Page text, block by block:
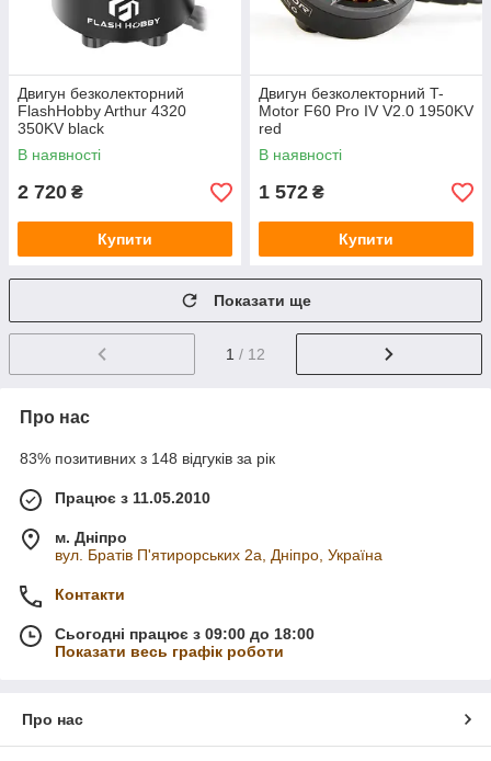
Двигун безколекторний
FlashHobby Arthur 4320
350KV black
В наявності
2 720 ₴
Купити
Двигун безколекторний T-
Motor F60 Pro IV V2.0 1950KV
red
В наявності
1 572 ₴
Купити
Показати ще
1 / 12
Про нас
83% позитивних з 148 відгуків за рік
Працює з 11.05.2010
м. Дніпро
вул. Братів П'ятирорських 2а, Дніпро, Україна
Контакти
Сьогодні працює з 09:00 до 18:00
Показати весь графік роботи
Про нас